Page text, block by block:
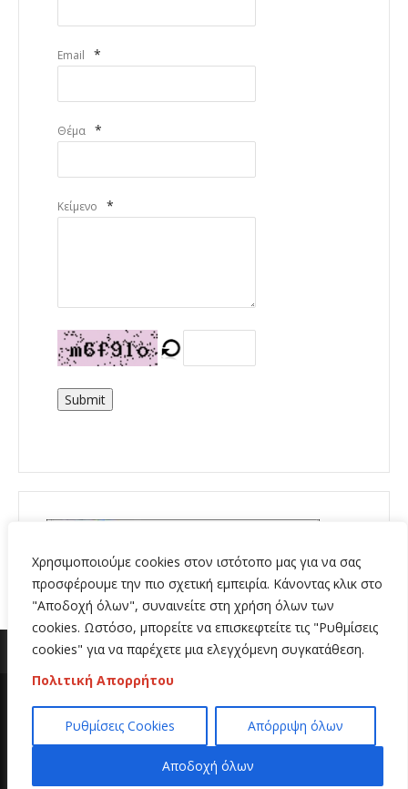
Χρησιμοποιούμε cookies στον ιστότοπο μας για να σας
προσφέρουμε την πιο σχετική εμπειρία. Κάνοντας κλικ στο
"Αποδοχή όλων", συναινείτε στη χρήση όλων των
cookies. Ωστόσο, μπορείτε να επισκεφτείτε τις "Ρυθμίσεις
cookies" για να παρέχετε μια ελεγχόμενη συγκατάθεση.
Πολιτική Απορρήτου
Ρυθμίσεις Cookies Απόρριψη όλων
Αποδοχή όλων
Email *
Θέμα *
Κείμενο *
Submit
Copyright 2020 | All Rights Reserved | Κατασκευή
ιστοσελίδων
Hi Web